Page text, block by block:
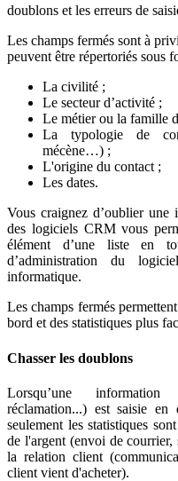
doublons et les erreurs de
Les champs fermés sont à
peuvent être répertoriés sous
La civilité ;
Le secteur d’activité ;
Le métier ou la famille
La typologie de
mécène…) ;
L'origine du contact ;
Les dates.
Vous craignez d’oublier
des logiciels CRM vous
élément d’une liste en
d’administration du
informatique.
Les champs fermés
bord et des statistiques plus
Chasser les doublons
Lorsqu’une
réclamation...) est saisie
seulement les statistiques
de l'argent (envoi de
la relation client
client vient d'acheter).